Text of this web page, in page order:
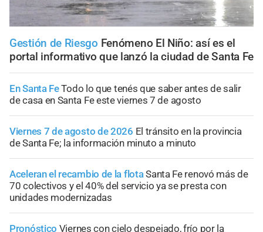
Gestión de Riesgo Fenómeno El Niño: así es el
portal informativo que lanzó la ciudad de Santa Fe
En Santa FeTodo lo que tenés que saber antes de salir
de casa en Santa Fe este viernes 7 de agosto
Viernes 7 de agosto de 2026 El tránsito en la provincia
de Santa Fe; la información minuto a minuto
Aceleran el recambio de la flotaSanta Fe renovó más de
70 colectivos y el 40% del servicio ya se presta con
unidades modernizadas
Pronóstico Viernes con cielo despejado, frío por la